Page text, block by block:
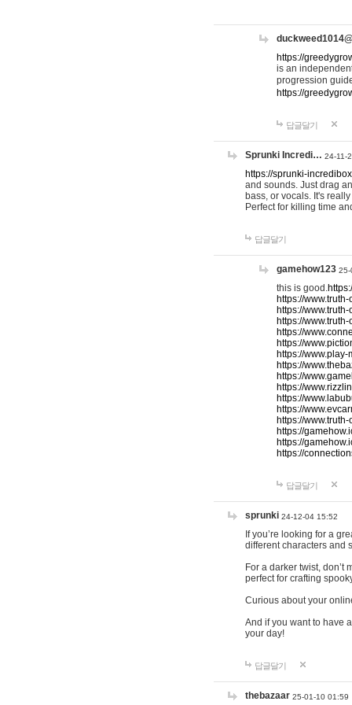
https://
is an
progression
https://
답글달기
Sprunki Incredi… 24-11-
https://sprunki-
and sounds. Just drag
bass, or vocals. It's
Perfect for killing time
답글달기
gamehow123 25-
this is good.
https://
https://
https://
https://
https://
https://
https://
https://
https://
https://
https://
https://
https://
https://
https://
답글달기
sprunki 24-12-04 15:52
If you’re looking for a
different characters and
For a darker twist, don’t
perfect for crafting
Curious about your
And if you want to have
your day!
답글달기
thebazaar 25-01-10 01:59